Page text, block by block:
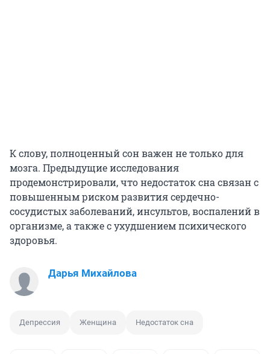
К слову, полноценный сон важен не только для
мозга. Предыдущие исследования
продемонстрировали, что недостаток сна связан с
повышенным риском развития сердечно-
сосудистых заболеваний, инсультов, воспалений в
организме, а также с ухудшением психического
здоровья.
Дарья Михайлова
Депрессия Женщина Недостаток сна